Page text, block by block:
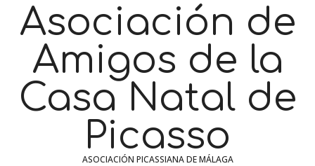
Asociación de
Amigos de la
Casa Natal de
Picasso
ASOCIACIÓN PICASSIANA DE MÁLAGA